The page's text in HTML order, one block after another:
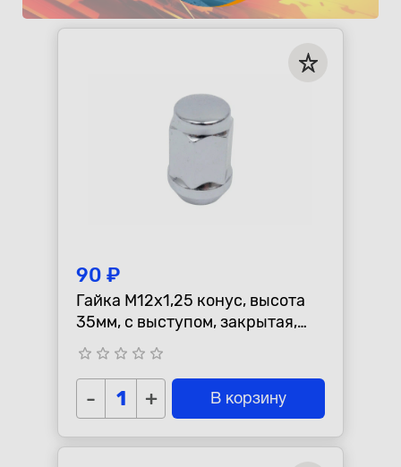
90 ₽
Гайка M12х1,25 конус, высота
35мм, с выступом, закрытая,
ключ 19мм, хром
star_border star_border star_border star_border star_border
- + В корзину